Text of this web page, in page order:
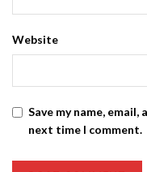
Website
Save my name,
next time I comment.